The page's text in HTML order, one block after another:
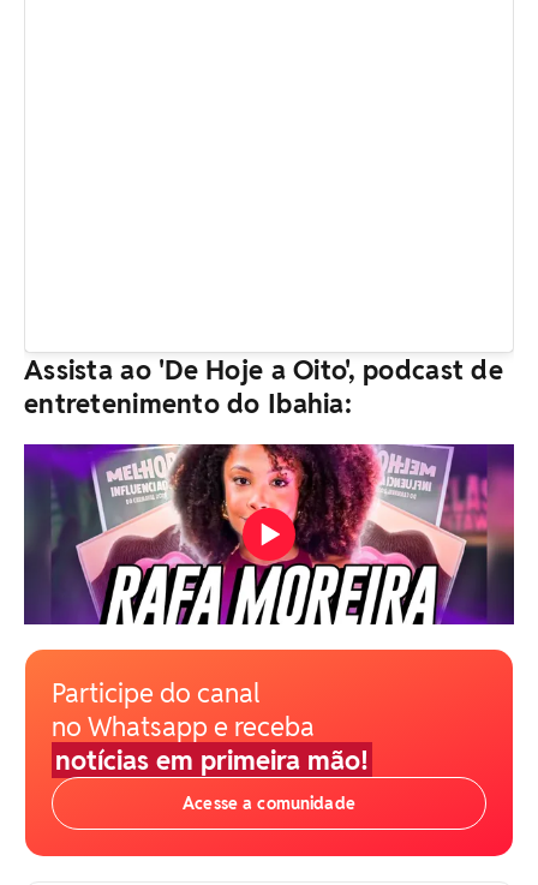
Assista ao 'De Hoje a Oito', podcast de
entretenimento do Ibahia:
Participe do canal
no Whatsapp e receba
notícias em primeira mão!
Acesse a comunidade